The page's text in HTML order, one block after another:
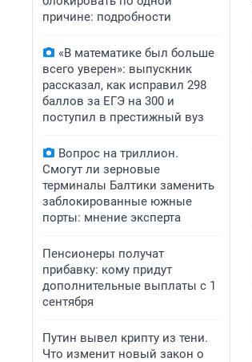
причине: подробности
«В математике был больше
всего уверен»: выпускник
рассказал, как исправил 298
баллов за ЕГЭ на 300 и
поступил в престижный вуз
Вопрос на триллион.
Смогут ли зерновые
терминалы Балтики заменить
заблокированные южные
порты: мнение эксперта
Пенсионеры получат
прибавку: кому придут
дополнительные выплаты с 1
сентября
Путин вывел крипту из тени.
Что изменит новый закон о